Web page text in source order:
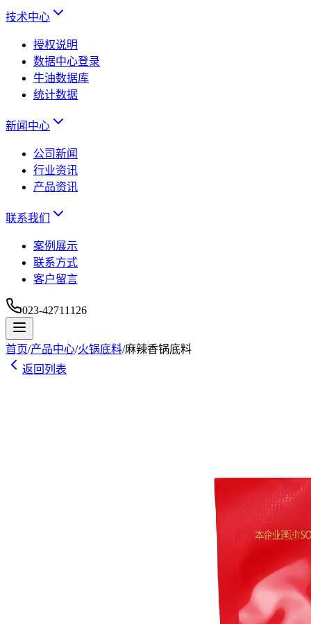
技术中心
授权说明
数据中心登录
牛油数据库
统计数据
新闻中心
公司新闻
行业资讯
产品资讯
联系我们
案例展示
联系方式
客户留言
023-42711126
首页/产品中心/火锅底料/麻辣香锅底料
返回列表